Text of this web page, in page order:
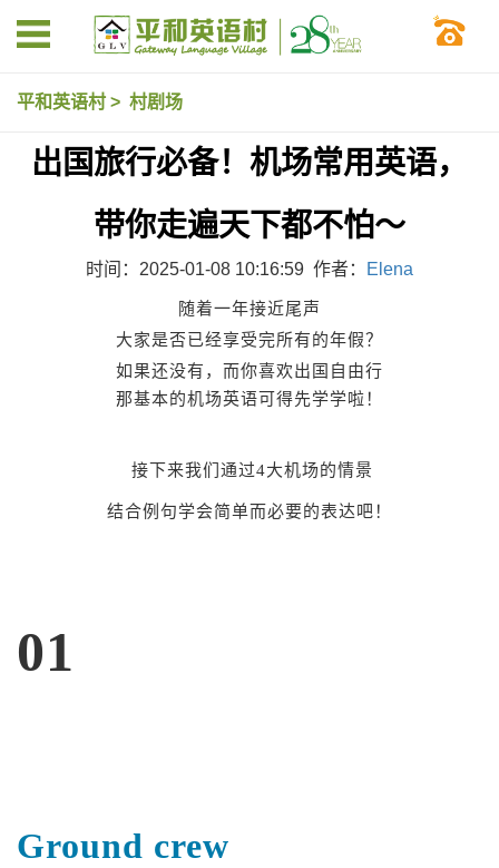
平和英语村 > 村剧场
出国旅行必备！机场常用英语，
带你走遍天下都不怕～
时间：2025-01-08 10:16:59 作者： Elena
随着一年接近尾声
大家是否已经享受完所有的年假？
如果还没有，而你喜欢出国自由行
那基本的机场英语可得先学学啦！
接下来我们通过4大机场的情景
结合例句学会简单而必要的表达吧！
01
Ground crew